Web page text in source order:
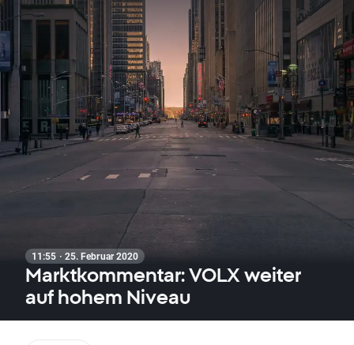
11:55 · 25. Februar 2020
Marktkommentar: VOLX weiter
auf hohem Niveau